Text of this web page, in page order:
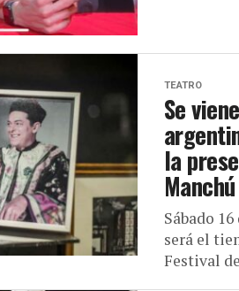
TEATRO
Se
la
Manchú
Sábado
será el
Festival